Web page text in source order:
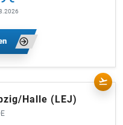
Halle (LEJ)